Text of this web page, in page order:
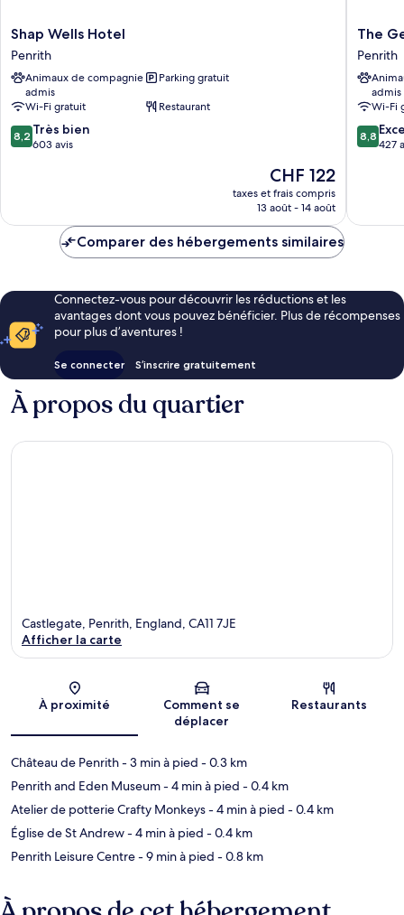
privée
Shap
Wells
Hotel
Penrith
Shap Wells Hotel
Penrith
Animaux de compagnie
admis
Parking gratuit
Wi-Fi gratuit
Restaurant
8.2
sur
8,2 Très bien
603 avis
Le
nouveau
prix
de
CHF 122
taxes et frais compris
13 août - 14 août
The
George
Hotel
Penrith
The
Penrith
admis
Wi-Fi
8.8
sur
8,8
427
Comparer des hébergements similaires
Connectez-vous pour découvrir les réductions et les
avantages dont vous pouvez bénéficier. Plus de récompenses
pour plus d’aventures !
Se connecter S’inscrire gratuitement
À propos du quartier
Carte
Castlegate, Penrith, England, CA11 7JE
Afficher la carte
À proximité
Comment se
déplacer
Restaurants
Château de Penrith- 3 min à pied - 0.3 km
Penrith and Eden Museum- 4 min à pied - 0.4 km
Atelier de potterie Crafty Monkeys- 4 min à pied - 0.4 km
Église de St Andrew- 4 min à pied - 0.4 km
Penrith Leisure Centre- 9 min à pied - 0.8 km